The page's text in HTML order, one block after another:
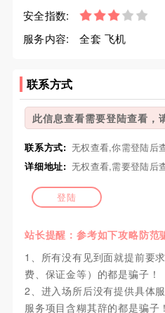
安全指数:
服务内容:
全套 飞机
联系方式
此信息查看需要登陆查看，
联系方式: 无权查看,你需登陆后
详细地址: 无权查看,需要登陆后
登陆
站长提醒：参考如下攻略防范
1、所有没有见到面就提前要
费、保证金等）的都是骗子！
2、进入场所后没有提供具体
服务项目含糊其辞的都是骗子！